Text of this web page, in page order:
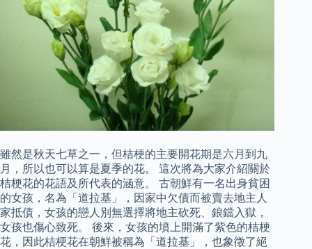
雖然是秋天七草之一，但桔梗的主要開花期是六月到九
月，所以也可以算是夏季的花。 這次將為大家介紹關於
桔梗花的花語及所代表的涵意。 古朝鮮有一名出身貧困
的女孩，名為「道拉基」，因家中欠債而被賣去地主人
家抵債，女孩的戀人別無選擇將地主砍死、鋃鐺入獄，
女孩也傷心致死。 後來，女孩的墳上開滿了紫色的桔梗
花，因此桔梗花在朝鮮被稱為「道拉基」，也象徵了絕